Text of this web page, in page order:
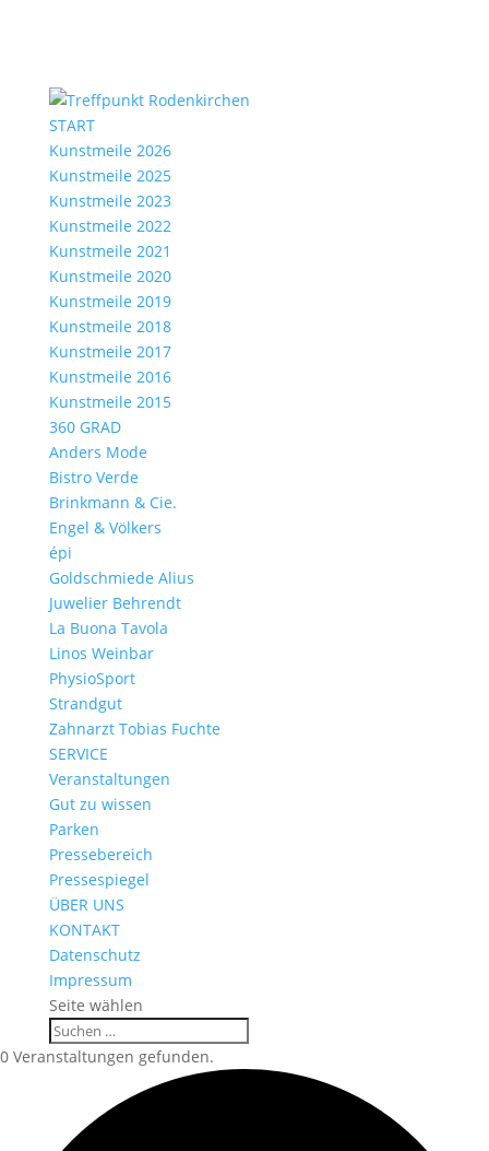
START
Kunstmeile 2026
Kunstmeile 2025
Kunstmeile 2023
Kunstmeile 2022
Kunstmeile 2021
Kunstmeile 2020
Kunstmeile 2019
Kunstmeile 2018
Kunstmeile 2017
Kunstmeile 2016
Kunstmeile 2015
360 GRAD
Anders Mode
Bistro Verde
Brinkmann & Cie.
Engel & Völkers
épi
Goldschmiede Alius
Juwelier Behrendt
La Buona Tavola
Linos Weinbar
PhysioSport
Strandgut
Zahnarzt Tobias Fuchte
SERVICE
Veranstaltungen
Gut zu wissen
Parken
Pressebereich
Pressespiegel
ÜBER UNS
KONTAKT
Datenschutz
Impressum
Seite wählen
0 Veranstaltungen gefunden.